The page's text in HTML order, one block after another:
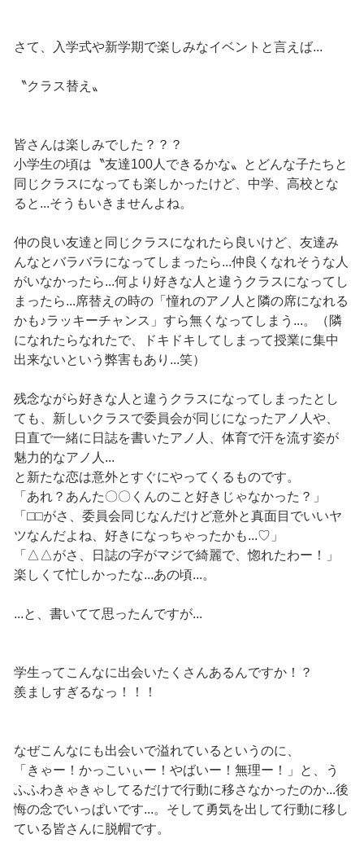
さて、入学式や新学期で楽しみなイベントと言えば...
〝クラス替え〟
皆さんは楽しみでした？？？
小学生の頃は〝友達100人できるかな〟とどんな子たちと
同じクラスになっても楽しかったけど、中学、高校とな
ると...そうもいきませんよね。
仲の良い友達と同じクラスになれたら良いけど、友達み
んなとバラバラになってしまったら...仲良くなれそうな人
がいなかったら...何より好きな人と違うクラスになってし
まったら...席替えの時の「憧れのアノ人と隣の席になれる
かも♪ラッキーチャンス」すら無くなってしまう...。（隣
になれたらなれたで、ドキドキしてしまって授業に集中
出来ないという弊害もあり...笑）
残念ながら好きな人と違うクラスになってしまったとし
ても、新しいクラスで委員会が同じになったアノ人や、
日直で一緒に日誌を書いたアノ人、体育で汗を流す姿が
魅力的なアノ人...
と新たな恋は意外とすぐにやってくるものです。
「あれ？あんた〇〇くんのこと好きじゃなかった？」
「⬜︎⬜︎がさ、委員会同じなんだけど意外と真面目でいいヤ
ツなんだよね、好きになっちゃったかも...♡」
「△△がさ、日誌の字がマジで綺麗で、惚れたわー！」
楽しくて忙しかったな...あの頃...。
...と、書いてて思ったんですが...
学生ってこんなに出会いたくさんあるんですか！？
羨ましすぎるなっ！！！
なぜこんなにも出会いで溢れているというのに、
「きゃー！かっこいぃー！やばいー！無理ー！」と、う
ふふわきゃきゃしてるだけで行動に移さなかったのか...後
悔の念でいっぱいです...。そして勇気を出して行動に移し
ている皆さんに脱帽です。